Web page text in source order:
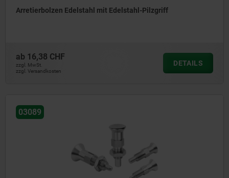
Arretierbolzen Edelstahl mit Edelstahl-Pilzgriff
ab 16,38 CHF
zzgl. MwSt.
zzgl. Versandkosten
DETAILS
03089